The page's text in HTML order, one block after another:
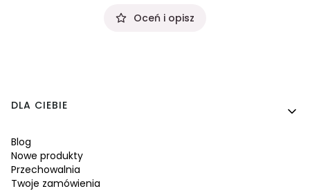
Oceń i opisz
Linki w stopce
DLA CIEBIE
Blog
Nowe produkty
Przechowalnia
Twoje zamówienia